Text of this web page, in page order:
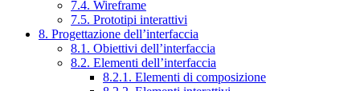
7.4. Wireframe
7.5. Prototipi interattivi
8. Progettazione dell’interfaccia
8.1. Obiettivi dell’interfaccia
8.2. Elementi dell’interfaccia
8.2.1. Elementi di composizione